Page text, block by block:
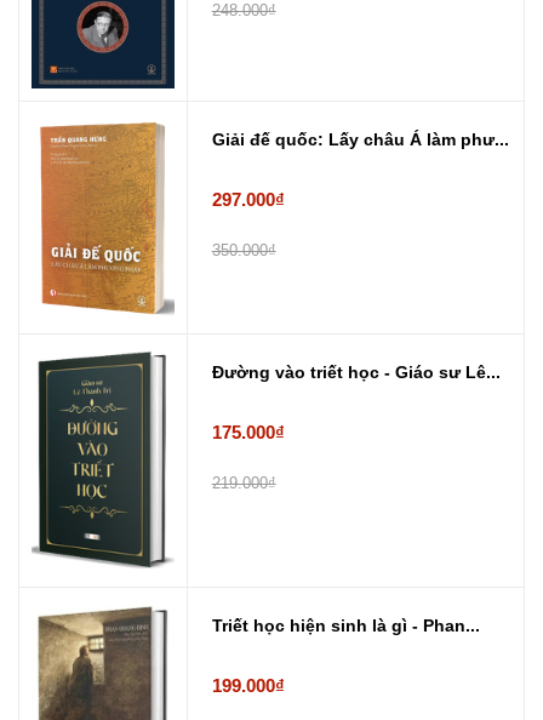
248.000₫
Giải đế quốc: Lấy châu Á làm phư...
297.000₫
350.000₫
Đường vào triết học - Giáo sư Lê...
175.000₫
219.000₫
Triết học hiện sinh là gì - Phan...
199.000₫